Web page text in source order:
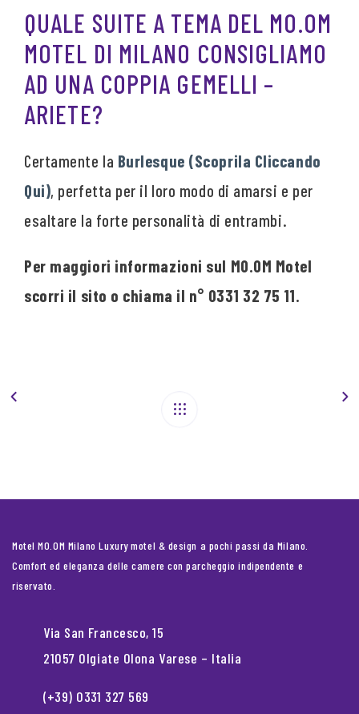
QUALE SUITE A TEMA DEL MO.OM
MOTEL DI MILANO CONSIGLIAMO
AD UNA COPPIA GEMELLI –
ARIETE?
Certamente la Burlesque (Scoprila Cliccando
Qui), perfetta per il loro modo di amarsi e per
esaltare la forte personalità di entrambi.
Per maggiori informazioni sul MO.OM Motel
scorri il sito o chiama il n° 0331 32 75 11.
Motel MO.OM Milano Luxury motel & design a pochi passi da Milano.
Comfort ed eleganza delle camere con parcheggio indipendente e
riservato.
Via San Francesco, 15
21057 Olgiate Olona Varese – Italia
(+39) 0331 327 569